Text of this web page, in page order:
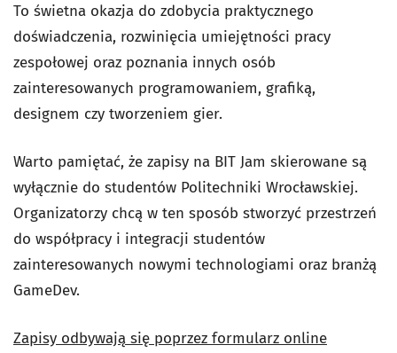
To świetna okazja do zdobycia praktycznego
doświadczenia, rozwinięcia umiejętności pracy
zespołowej oraz poznania innych osób
zainteresowanych programowaniem, grafiką,
designem czy tworzeniem gier.
Warto pamiętać, że zapisy na BIT Jam skierowane są
wyłącznie do studentów Politechniki Wrocławskiej.
Organizatorzy chcą w ten sposób stworzyć przestrzeń
do współpracy i integracji studentów
zainteresowanych nowymi technologiami oraz branżą
GameDev.
Zapisy odbywają się poprzez formularz online